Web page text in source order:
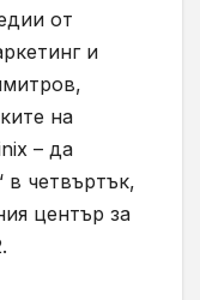
от
и
на
– да
в четвъртък,
център за